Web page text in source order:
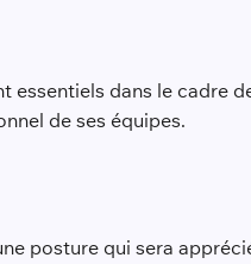
dans le cadre
de ses équipes.
posture qui sera